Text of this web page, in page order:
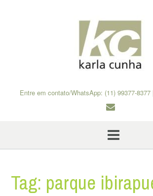
Entre em contato/WhatsApp: (11) 99377-8377
Tag: parque